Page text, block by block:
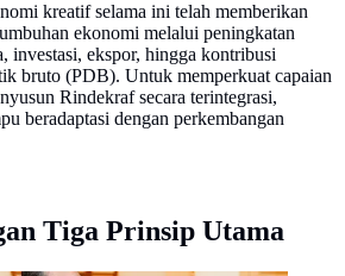
kreatif selama ini telah memberikan
ekonomi melalui peningkatan
investasi, ekspor, hingga kontribusi
bruto (PDB). Untuk memperkuat capaian
Rindekraf secara terintegrasi,
beradaptasi dengan perkembangan
Tiga Prinsip Utama